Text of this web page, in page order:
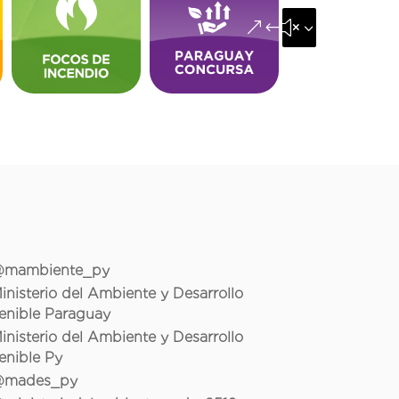
&#x35;
del Ambiente y Desarrollo
Paraguay
del Ambiente y Desarrollo
Py